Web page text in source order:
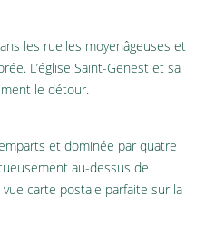
les ruelles moyenâgeuses et
L’église Saint-Genest et sa
le détour.
et dominée par quatre
au-dessus de
vue carte postale parfaite sur la